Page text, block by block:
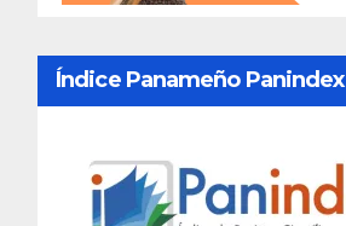
Índice Panameño Panindex